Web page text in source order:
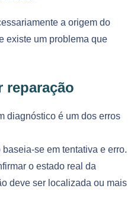
a origem do
existe um problema que
reparação
diagnóstico é um dos erros
se em tentativa e erro.
o estado real da
deve ser localizada ou mais